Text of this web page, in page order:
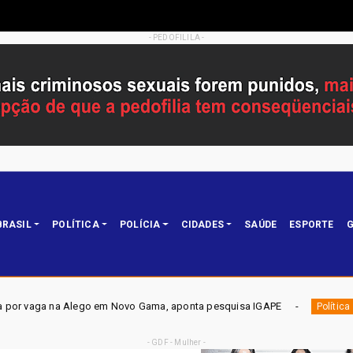
- PEDOFILILA -
POLÍTICA POLÍCIA CIDADES SAÚDE ESPORTE
Novo Gama, aponta pesquisa IGAPE Política ELEIÇÕES DF
- GDF - Mulher -